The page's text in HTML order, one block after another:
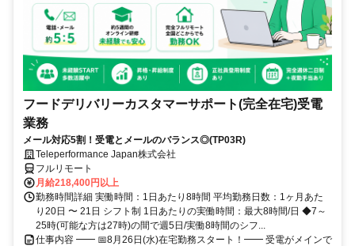
フードデリバリーカスタマーサポート(完全在宅)受電
業務
メール対応5割！受電とメールのバランス◎(TP03R)
Teleperformance Japan株式会社
フルリモート
月給218,400円以上
勤務時間詳細 実働時間：1日あたり8時間 平均勤務日数：1ヶ月あた
り20日 〜 21日 シフト制 1日あたりの実働時間：最大8時間/日 ◆7～
25時(可能な方は27時)の間で週5日/実働8時間のシフ...
仕事内容 ━━ 📅8月26日(水)在宅勤務スタート！━━ 受電がメインで